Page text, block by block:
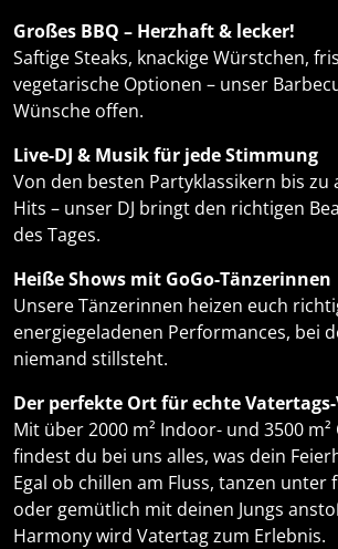
Großes BBQ – Herzhaft & lecker!
Saftige Steaks, knackige Würstchen,
vegetarische Optionen – unser
Wünsche offen.
Live-DJ & Musik für jede Stimmung
Von den besten Partyklassikern bis zu
Hits – unser DJ bringt den richtigen
des Tages.
Heiße Shows mit GoGo-Tänzerinnen
Unsere Tänzerinnen heizen euch
energiegeladenen Performances, bei
niemand stillsteht.
Der perfekte Ort für echte
Mit über 2000 m² Indoor- und 3500
findest du bei uns alles, was dein
Egal ob chillen am Fluss, tanzen unter
oder gemütlich mit deinen Jungs
Harmony wird Vatertag zum Erlebnis.